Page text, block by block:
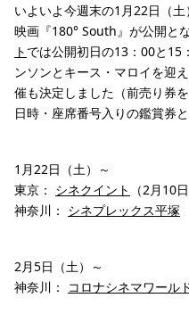
いよいよ今週末の1月22日（
映画『180° South』が公開と
ト では公開初日の13：00と15
ンソンとキース・マロイを迎
催も決定しました（前売り券
日時・座席番号入りの鑑賞券
1月22日（土）～
東京： シネクイント
（2月10
神奈川： シネプレックス平塚
2月5日（土）～
神奈川：
コロナシネマワール